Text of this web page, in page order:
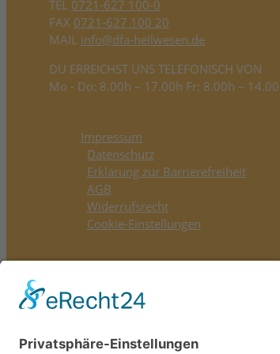
TEL 0721-627 100-0
FAX 0721-627 100 20
MAIL info@dfa-heilwesen.de
DU ERREICHST UNS TELEFONISCH VON
Mo - Do: 8.00h – 17.00h Fr: 8.00h –
Impressum
Datenschutz
Erklärung zur Barrierefreiheit
AGB
Widerrufsrecht
Cookie-Einstellungen